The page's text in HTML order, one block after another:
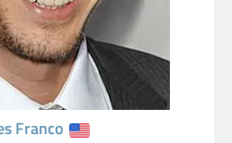
Franco